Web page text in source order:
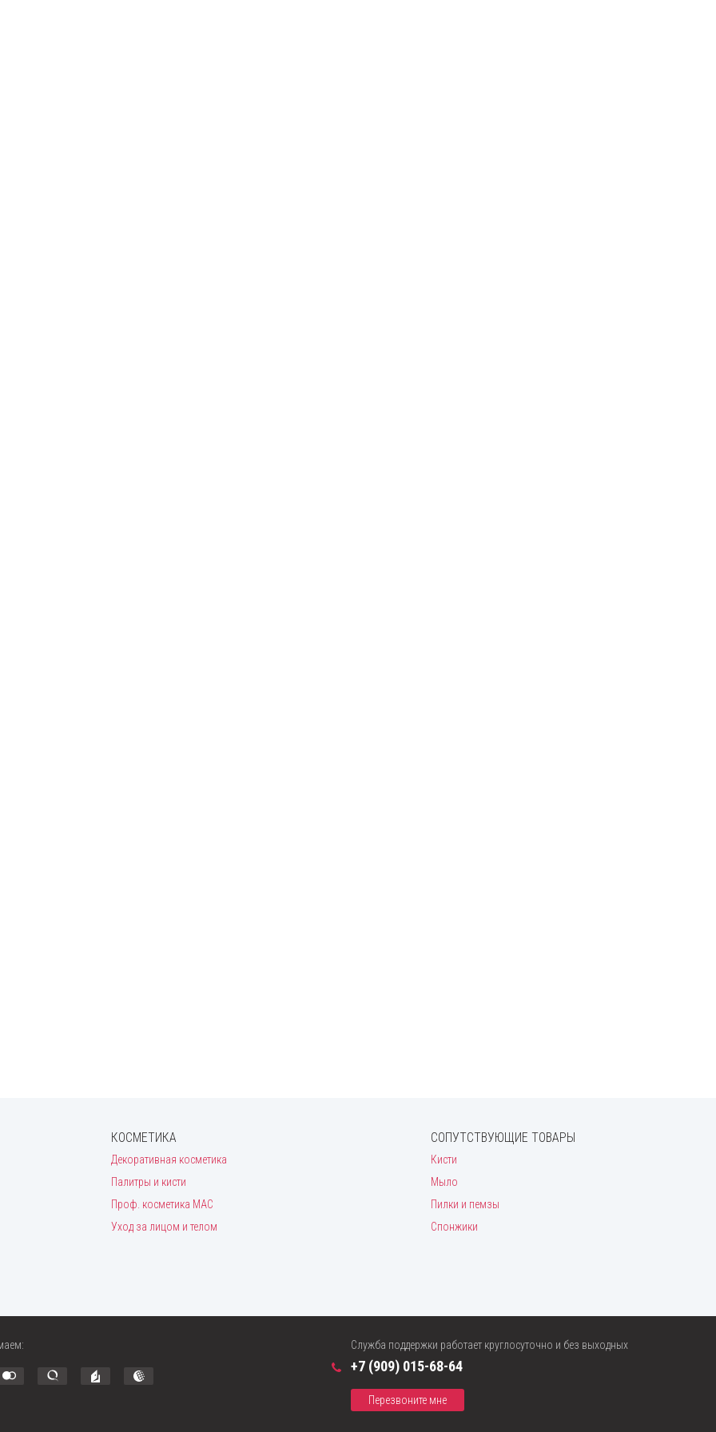
КОСМЕТИКА
Декоративная косметика
Палитры и кисти
Проф. косметика MAC
Уход за лицом и телом
СОПУТСТВУЮЩИЕ ТОВАРЫ
Кисти
Мыло
Пилки и пемзы
Спонжики
Служба поддержки работает круглосуточно и без выходных
+7 (909) 015-68-64
Перезвоните мне